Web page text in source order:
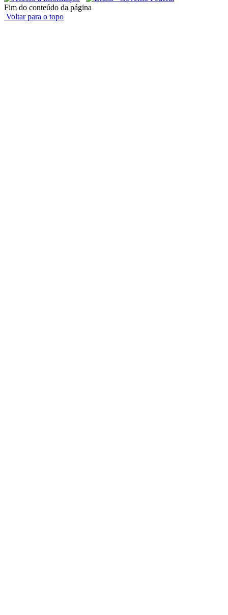
Fim do conteúdo da página
Voltar para o topo